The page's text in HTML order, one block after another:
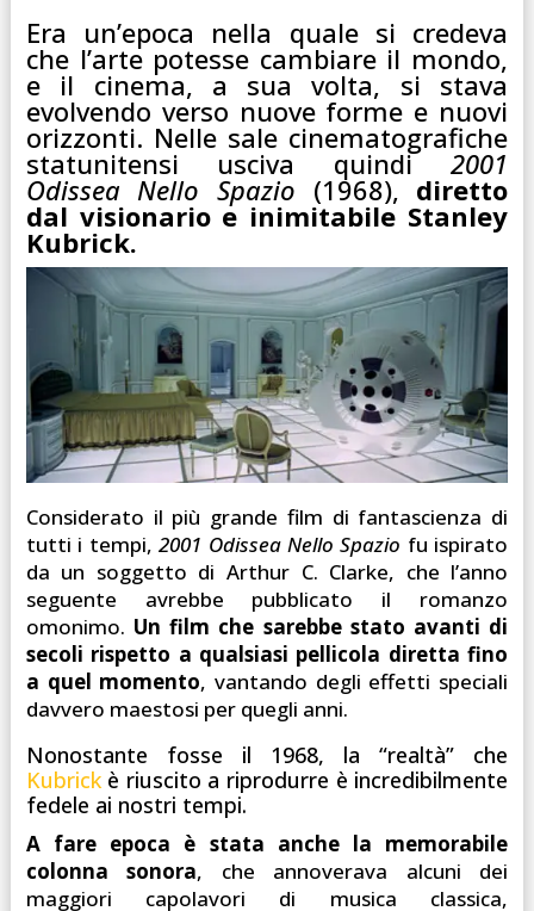
Era un’epoca nella quale si credeva
che l’arte potesse cambiare il mondo,
e il cinema, a sua volta, si stava
evolvendo verso nuove forme e nuovi
orizzonti. Nelle sale cinematografiche
statunitensi usciva quindi2001
Odissea Nello Spazio (1968), diretto
dal visionario e inimitabile Stanley
Kubrick.
Considerato il più grande film di fantascienza di
tutti i tempi,2001 Odissea Nello Spazio fu ispirato
da un soggetto di Arthur C. Clarke, che l’anno
seguente avrebbe pubblicato il romanzo
omonimo. Un film che sarebbe stato avanti di
secoli rispetto a qualsiasi pellicola diretta fino
a quel momento, vantando degli effetti speciali
davvero maestosi per quegli anni.
Nonostante fosse il 1968, la “realtà” che
Kubrickè riuscito a riprodurre è incredibilmente
fedele ai nostri tempi.
A fare epoca è stata anche la memorabile
colonna sonora, che annoverava alcuni dei
maggiori capolavori di musica classica,